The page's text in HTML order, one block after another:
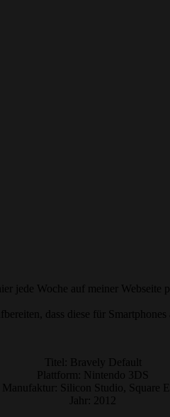
jede Woche auf meiner
dass diese für
Titel: Bravely Default
Plattform: Nintendo 3DS
Manufaktur: Silicon Studio, Square
Jahr: 2012